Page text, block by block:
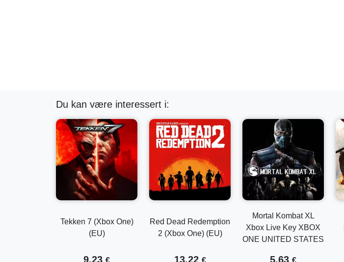
Du kan være interessert i:
Tekken 7 (Xbox One)
(EU)
9.23 €
Red Dead Redemption
2 (Xbox One) (EU)
13.22 €
Mortal Kombat XL
Xbox Live Key XBOX
ONE UNITED STATES
5.63 €